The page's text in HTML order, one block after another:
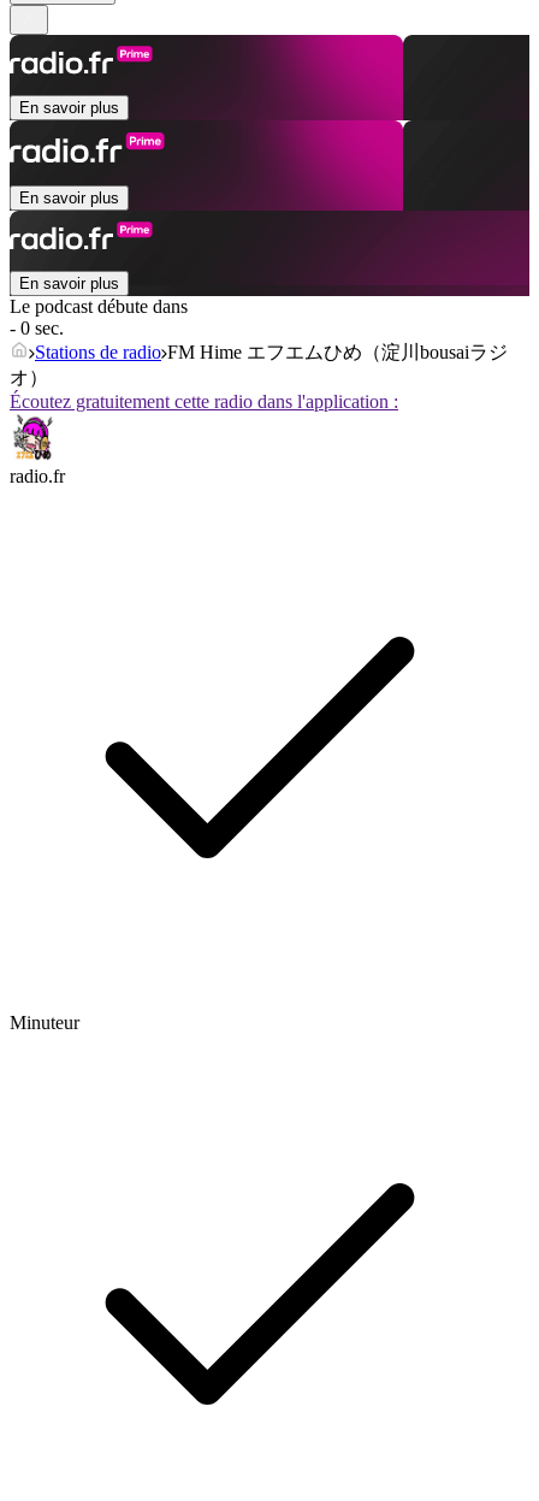
En savoir plus
En savoir plus
En savoir plus
Le podcast débute dans
- 0 sec.
Stations de radio FM Hime エフエムひめ（淀川bousaiラジ
オ）
Écoutez gratuitement cette radio dans l'application :
radio.fr
Minuteur